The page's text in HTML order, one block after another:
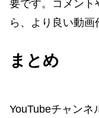
要です。コメント
ら、より良い動画
まとめ
YouTubeチャンネ